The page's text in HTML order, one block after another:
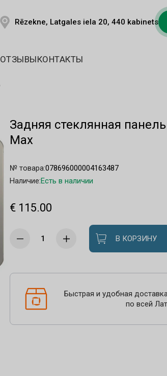
Rēzekne, Latgales iela 20, 440 kabinets
ОТЗЫВЫКОНТАКТЫ
Задняя стеклянная
Max
№ товара:078696000004163487
Наличие:Есть в наличии
€ 115.00
В КОРЗИНУ
Быстрая и удобная
по всей